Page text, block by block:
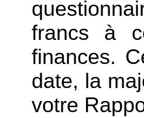
francs à
finances.
date, la
votre